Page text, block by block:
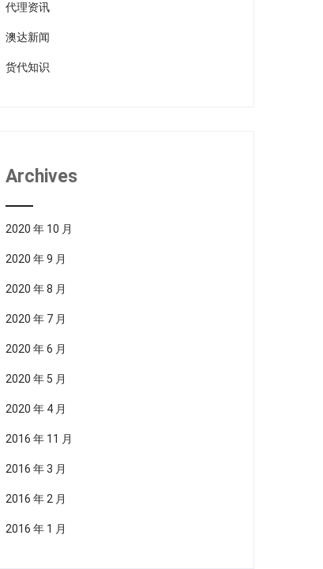
代理资讯
澳达新闻
货代知识
Archives
2020 年 10 月
2020 年 9 月
2020 年 8 月
2020 年 7 月
2020 年 6 月
2020 年 5 月
2020 年 4 月
2016 年 11 月
2016 年 3 月
2016 年 2 月
2016 年 1 月